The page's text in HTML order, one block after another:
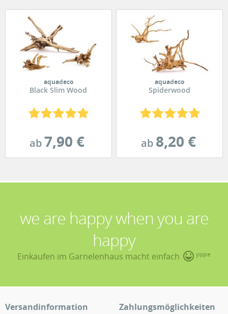
aquadeco
Black Slim Wood
ab7,90 €
aquadeco
Spiderwood
ab8,20 €
we are happy when you are
happy
Einkaufen im Garnelenhaus macht einfach yippie
Versandinformation Zahlungsmöglichkeiten